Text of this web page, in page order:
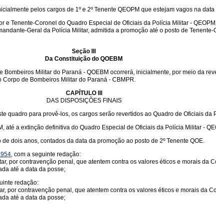
pelos cargos de 1º e 2º Tenente QEOPM que estejam vagos na
e Tenente-Coronel do Quadro Especial de Oficiais da Polícia Militar -
Geral da Polícia Militar, admitida a promoção até o posto de
Seção III
Da Constituição do QOEBM
Militar do Paraná - QOEBM ocorrerá, inicialmente, por meio da
de Bombeiros Militar do Paraná - CBMPR.
CAPÍTULO III
DAS DISPOSIÇÕES FINAIS
quadro para provê-los, os cargos serão revertidos ao Quadro de Oficiais
a extinção definitiva do Quadro Especial de Oficiais da Polícia Militar -
dois anos, contados da data da promoção ao posto de 2º Tenente QOE.
com a seguinte redação:
por contravenção penal, que atentem contra os valores éticos e morais da
até a data da posse;
redação:
por contravenção penal, que atentem contra os valores éticos e morais da
até a data da posse;